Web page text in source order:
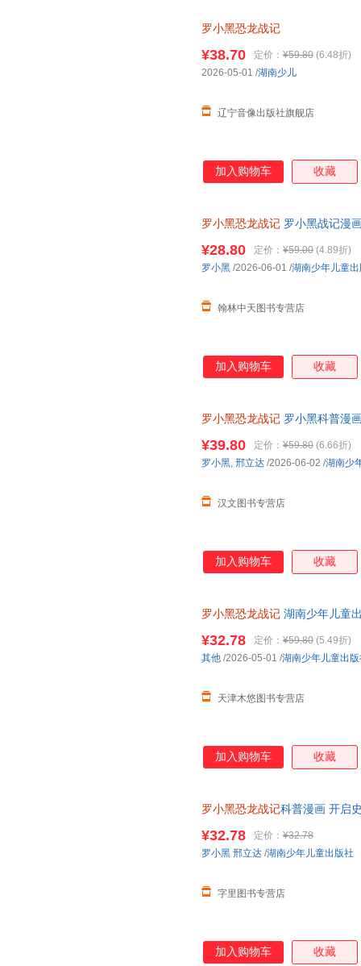
罗小黑恐龙战记
¥38.70 定价： ¥59.80 (6.48折)
辽宁音像出版社旗舰店
2026-05-01 /湖南少儿
加入购物车 收藏
罗小黑恐龙战记 罗小黑战记漫
¥28.80 定价： ¥59.00 (4.89折)
翰林中天图书专营店
罗小黑 /2026-06-01 /湖南少年儿童
加入购物车 收藏
罗小黑恐龙战记 罗小黑科普漫
¥39.80 定价： ¥59.80 (6.66折)
汉文图书专营店
罗小黑, 邢立达 /2026-06-02 /湖南少
加入购物车 收藏
罗小黑恐龙战记 湖南少年儿童
¥32.78 定价： ¥59.80 (5.49折)
天津木悠图书专营店
其他 /2026-05-01 /湖南少年儿童出
加入购物车 收藏
罗小黑恐龙战记科普漫画 开启
¥32.78 定价： ¥32.78
字里图书专营店
罗小黑 邢立达 /湖南少年儿童出版社
加入购物车 收藏